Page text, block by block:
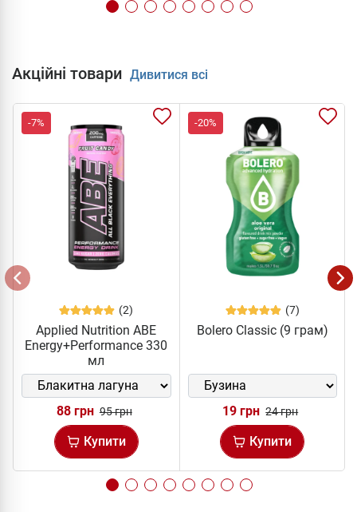
Акційні товари Дивитися всі
-7%
(2)
Applied Nutrition ABE
Energy+Performance 330
мл
88 грн 95 грн
Купити
-20%
(7)
Bolero Classic (9 грам)
19 грн 24 грн
Купити